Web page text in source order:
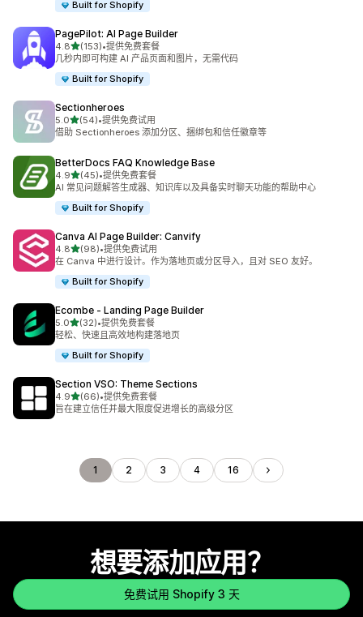
Built for Shopify
PagePilot: AI Page Builder
4.8星（满分 5 星）
(153)
总共 153 条评论
•提供免费套餐
几秒内即可构建 AI 产品页面和图片，无需代码
Built for Shopify
Sectionheroes
5.0星（满分 5 星）
(54)
总共 54 条评论
•提供免费试用
借助 Sectionheroes 添加分区、捆绑包和信任徽章等
BetterDocs FAQ Knowledge Base
4.9星（满分 5 星）
(45)
总共 45 条评论
•提供免费套餐
AI 常见问题解答生成器、知识库以及具备实时聊天功能的帮助中心
Built for Shopify
Canva AI Page Builder: Canvify
4.8星（满分 5 星）
(98)
总共 98 条评论
•提供免费试用
在 Canva 中进行设计。作为落地页或分区导入，且对 SEO 友好。
Built for Shopify
Ecombe ‑ Landing Page Builder
5.0星（满分 5 星）
(32)
总共 32 条评论
•提供免费套餐
轻松、快速且高效地构建落地页
Built for Shopify
Section VSO: Theme Sections
4.9星（满分 5 星）
(66)
总共 66 条评论
•提供免费套餐
旨在建立信任并最大限度促进增长的高级分区
1 2 3 4 16
想要添加应用？
免费试用 Shopify 3 天